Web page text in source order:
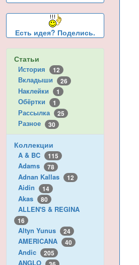
Есть идея? Поделись.
Статьи
История 12
Вкладыши 26
Наклейки 1
Обёртки 1
Рассылка 25
Разное 30
Коллекции
A & BC 115
Adams 78
Adnan Kallas 12
Aidin 14
Akas 80
ALLEN'S & REGINA
16
Altyn Yunus 24
AMERICANA 40
Andic 205
ANGLO